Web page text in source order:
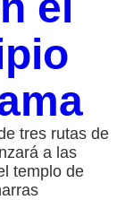
tres rutas de
a las
templo de